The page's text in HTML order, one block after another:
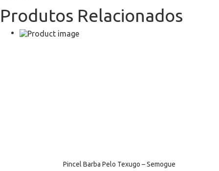
Produtos Relacionados
Pincel Barba Pelo Texugo – Semogue